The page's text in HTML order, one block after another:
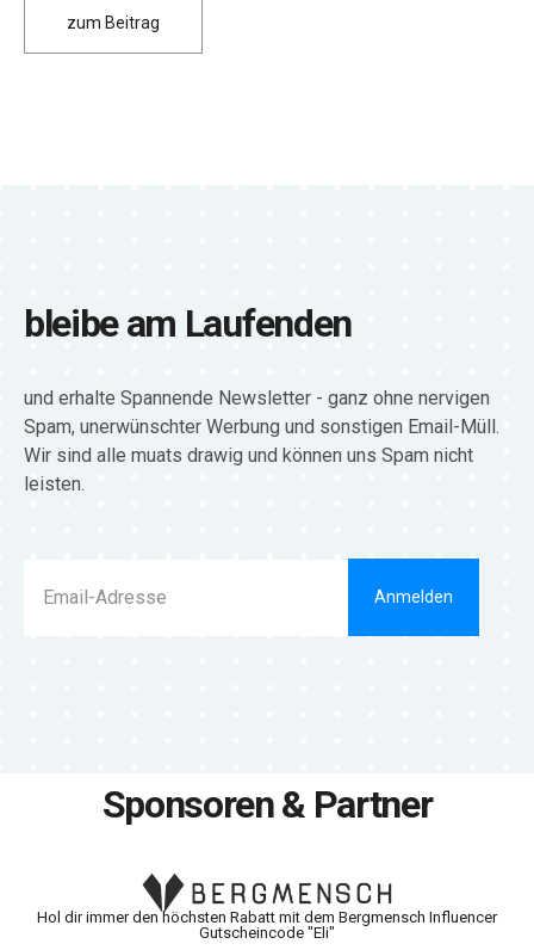
zum Beitrag
bleibe am Laufenden
und erhalte Spannende Newsletter - ganz ohne nervigen
Spam, unerwünschter Werbung und sonstigen Email-Müll.
Wir sind alle muats drawig und können uns Spam nicht
leisten.
Anmelden
Sponsoren & Partner
Hol dir immer den höchsten Rabatt mit dem Bergmensch Influencer
Gutscheincode "Eli"